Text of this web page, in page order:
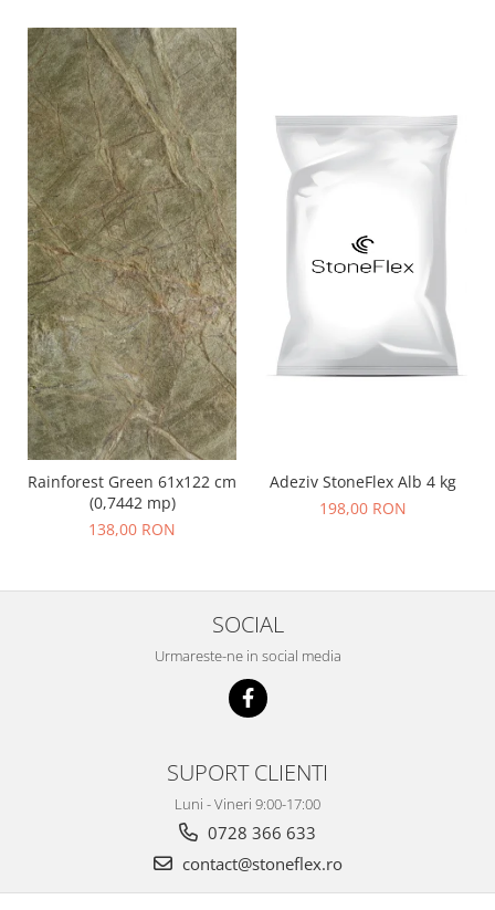
Rainforest Green 61x122 cm
(0,7442 mp)
138,00 RON
Adeziv StoneFlex Alb 4 kg
198,00 RON
SOCIAL
Urmareste-ne in social media
SUPORT CLIENTI
Luni - Vineri 9:00-17:00
0728 366 633
contact@stoneflex.ro